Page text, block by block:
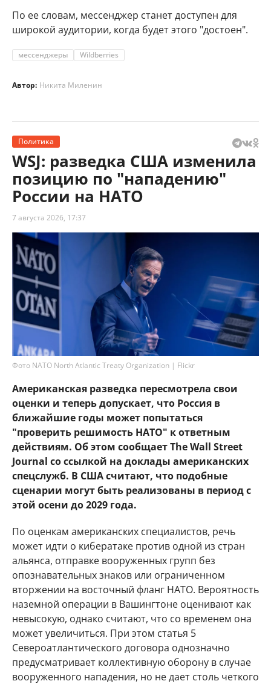
По ее словам, мессенджер станет доступен для
широкой аудитории, когда будет этого "достоен".
мессенджеры Wildberries
Автор: Никита Миленин
Политика
WSJ: разведка США изменила
позицию по "нападению"
России на НАТО
7 августа 2026, 17:37
Фото NATO North Atlantic Treaty Organization | Flickr
Американская разведка пересмотрела свои
оценки и теперь допускает, что Россия в
ближайшие годы может попытаться
"проверить решимость НАТО" к ответным
действиям. Об этом сообщает The Wall Street
Journal со ссылкой на доклады американских
спецслужб. В США считают, что подобные
сценарии могут быть реализованы в период с
этой осени до 2029 года.
По оценкам американских специалистов, речь
может идти о кибератаке против одной из стран
альянса, отправке вооруженных групп без
опознавательных знаков или ограниченном
вторжении на восточный фланг НАТО. Вероятность
наземной операции в Вашингтоне оценивают как
невысокую, однако считают, что со временем она
может увеличиться. При этом статья 5
Североатлантического договора однозначно
предусматривает коллективную оборону в случае
вооруженного нападения, но не дает столь четкого